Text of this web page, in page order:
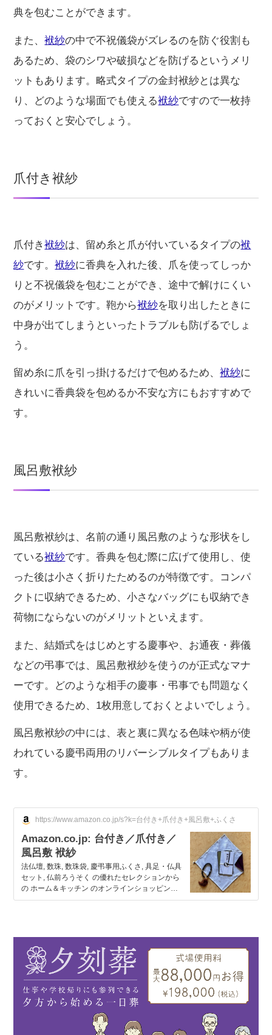
典を包むことができます。
また、袱紗の中で不祝儀袋がズレるのを防ぐ役割も
あるため、袋のシワや破損などを防げるというメリ
ットもあります。略式タイプの金封袱紗とは異な
り、どのような場面でも使える袱紗ですので一枚持
っておくと安心でしょう。
爪付き袱紗
爪付き袱紗は、留め糸と爪が付いているタイプの袱
紗です。袱紗に香典を入れた後、爪を使ってしっか
りと不祝儀袋を包むことができ、途中で解けにくい
のがメリットです。鞄から袱紗を取り出したときに
中身が出てしまうといったトラブルも防げるでしょ
う。
留め糸に爪を引っ掛けるだけで包めるため、袱紗に
きれいに香典袋を包めるか不安な方にもおすすめで
す。
風呂敷袱紗
風呂敷袱紗は、名前の通り風呂敷のような形状をし
ている袱紗です。香典を包む際に広げて使用し、使
った後は小さく折りたためるのが特徴です。コンパ
クトに収納できるため、小さなバッグにも収納でき
荷物にならないのがメリットといえます。
また、結婚式をはじめとする慶事や、お通夜・葬儀
などの弔事では、風呂敷袱紗を使うのが正式なマナ
ーです。どのような相手の慶事・弔事でも問題なく
使用できるため、1枚用意しておくとよいでしょう。
風呂敷袱紗の中には、表と裏に異なる色味や柄が使
われている慶弔両用のリバーシブルタイプもありま
す。
https://www.amazon.co.jp/s?k=台付き+爪付き+風呂敷+ふくさ
Amazon.co.jp: 台付き／爪付き／
風呂敷 袱紗
法仏壇, 数珠, 数珠袋, 慶弔事用ふくさ, 具足・仏具
セット, 仏前ろうそく の優れたセレクションから
の ホーム＆キッチン のオンラインショッピング
などを毎日低価格でお届けしています。